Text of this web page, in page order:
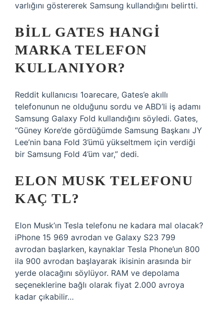
varlığını göstererek Samsung kullandığını belirtti.
BILL GATES HANGI
MARKA TELEFON
KULLANIYOR?
Reddit kullanıcısı 1oarecare, Gates’e akıllı
telefonunun ne olduğunu sordu ve ABD’li iş adamı
Samsung Galaxy Fold kullandığını söyledi. Gates,
“Güney Kore’de gördüğümde Samsung Başkanı JY
Lee’nin bana Fold 3’ümü yükseltmem için verdiği
bir Samsung Fold 4’üm var,” dedi.
ELON MUSK TELEFONU
KAÇ TL?
Elon Musk’ın Tesla telefonu ne kadara mal olacak?
iPhone 15 969 avrodan ve Galaxy S23 799
avrodan başlarken, kaynaklar Tesla Phone’un 800
ila 900 avrodan başlayarak ikisinin arasında bir
yerde olacağını söylüyor. RAM ve depolama
seçeneklerine bağlı olarak fiyat 2.000 avroya
kadar çıkabilir…